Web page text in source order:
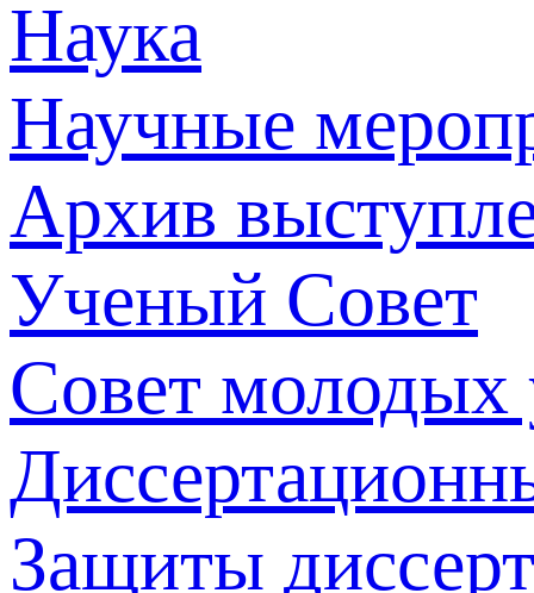
Наука
Научные
Архив
Ученый Совет
Совет молодых
Защиты